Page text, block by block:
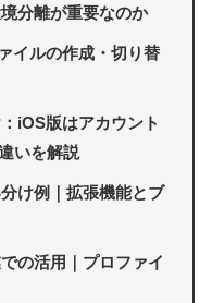
分離が重要なのか
イルの作成・切り替
iOS版はアカウント
いを解説
け例｜拡張機能とブ
の活用｜プロファイ